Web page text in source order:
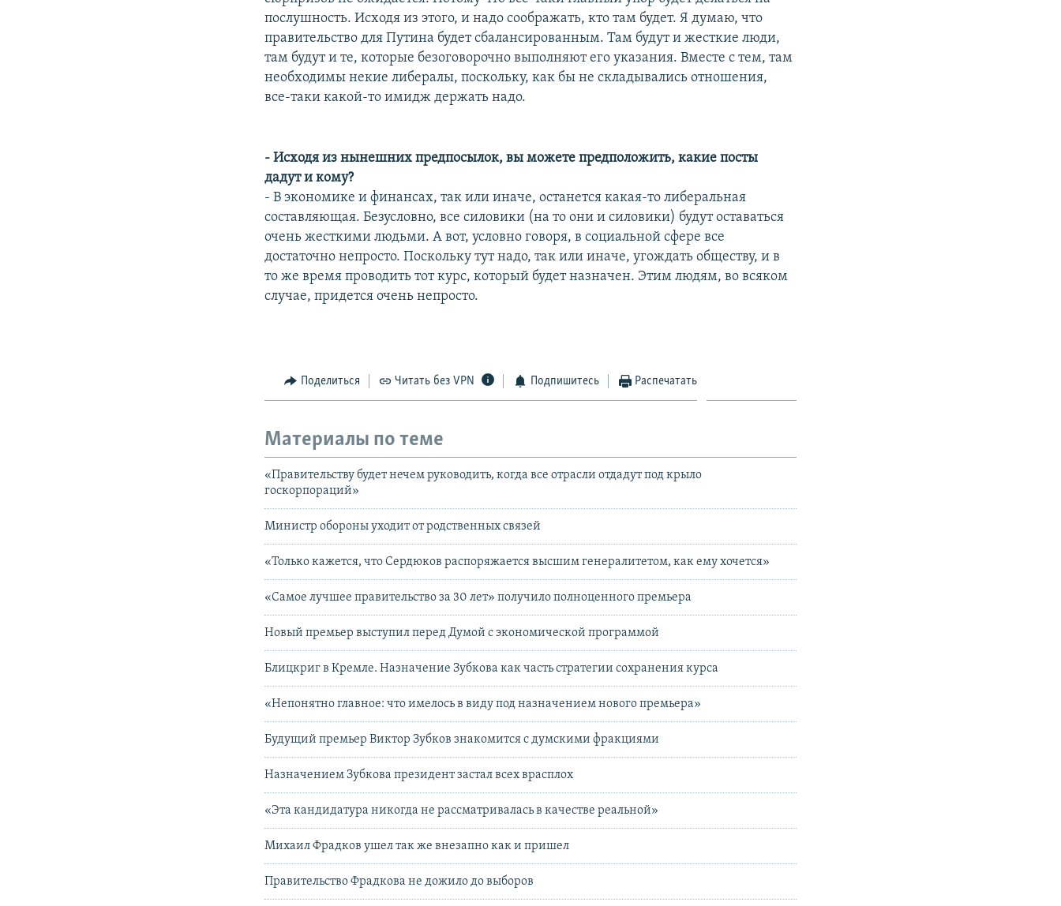
послушность. Исходя из этого, и надо соображать, кто там будет. Я думаю, что
правительство для Путина будет сбалансированным. Там будут и жесткие люди,
там будут и те, которые безоговорочно выполняют его указания. Вместе с тем, там
необходимы некие либералы, поскольку, как бы не складывались отношения,
все-таки какой-то имидж держать надо.
- Исходя из нынешних предпосылок, вы можете предположить, какие посты
дадут и кому?
- В экономике и финансах, так или иначе, останется какая-то либеральная
составляющая. Безусловно, все силовики (на то они и силовики) будут оставаться
очень жесткими людьми. А вот, условно говоря, в социальной сфере все
достаточно непросто. Поскольку тут надо, так или иначе, угождать обществу, и в
то же время проводить тот курс, который будет назначен. Этим людям, во всяком
случае, придется очень непросто.
Поделиться Читать без VPN Подпишитесь Распечатать
Материалы по теме
«Правительству будет нечем руководить, когда все отрасли отдадут под крыло
госкорпораций»
Министр обороны уходит от родственных связей
«Только кажется, что Сердюков распоряжается высшим генералитетом, как ему хочется»
«Самое лучшее правительство за 30 лет» получило полноценного премьера
Новый премьер выступил перед Думой с экономической программой
Блицкриг в Кремле. Назначение Зубкова как часть стратегии сохранения курса
«Непонятно главное: что имелось в виду под назначением нового премьера»
Будущий премьер Виктор Зубков знакомится с думскими фракциями
Назначением Зубкова президент застал всех врасплох
«Эта кандидатура никогда не рассматривалась в качестве реальной»
Михаил Фрадков ушел так же внезапно как и пришел
Правительство Фрадкова не дожило до выборов